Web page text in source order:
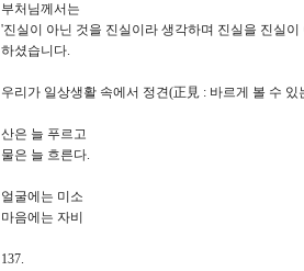
부처님께서는
'진실이 아닌 것을 진실이라 생각하며 진실을 진실
하셨습니다.
우리가 일상생활 속에서 정견(正見 : 바르게 볼 수
산은 늘 푸르고
물은 늘 흐른다.
얼굴에는 미소
마음에는 자비
137.